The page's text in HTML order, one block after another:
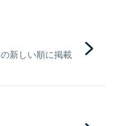
新しい順に掲載